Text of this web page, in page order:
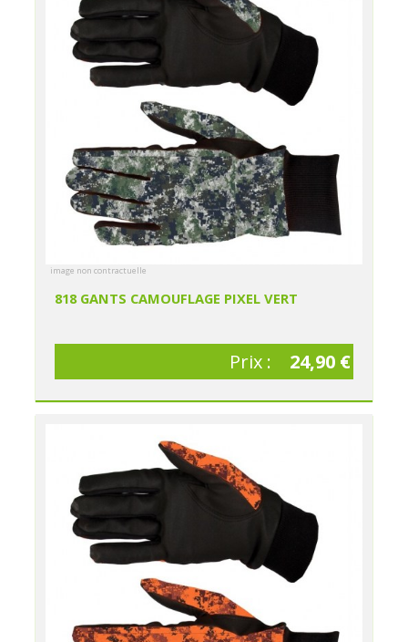
image non contractuelle
818 GANTS CAMOUFLAGE PIXEL VERT
Prix : 24,90 €